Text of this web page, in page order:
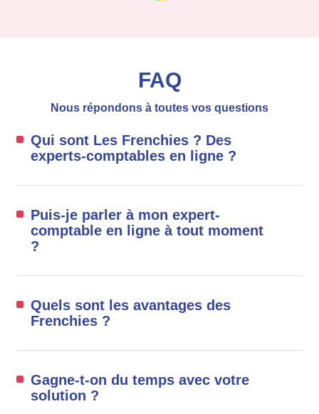
FAQ
Nous répondons à toutes vos questions
Qui sont Les Frenchies ? Des
experts-comptables en ligne ?
Puis-je parler à mon expert-
comptable en ligne à tout moment
?
Quels sont les avantages des
Frenchies ?
Gagne-t-on du temps avec votre
solution ?